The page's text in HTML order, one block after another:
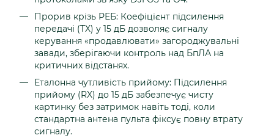
Прорив крізь РЕБ: Коефіцієнт підсилення
передачі (TX) у 15 дБ дозволяє сигналу
керування «продавлювати» загороджувальні
завади, зберігаючи контроль над БпЛА на
критичних відстанях.
Еталонна чутливість прийому: Підсилення
прийому (RX) до 15 дБ забезпечує чисту
картинку без затримок навіть тоді, коли
стандартна антена пульта фіксує повну втрату
сигналу.